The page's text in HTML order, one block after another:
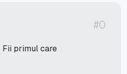
#0
Fii primul care